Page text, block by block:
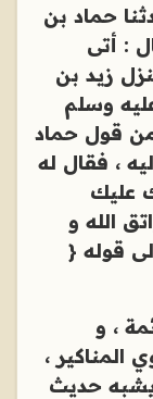
حماد بن
: أتى
زيد بن
وسلم
من قول حماد
، فقال له
عليك
الله و
قوله {
، و
المناكير ،
حديث